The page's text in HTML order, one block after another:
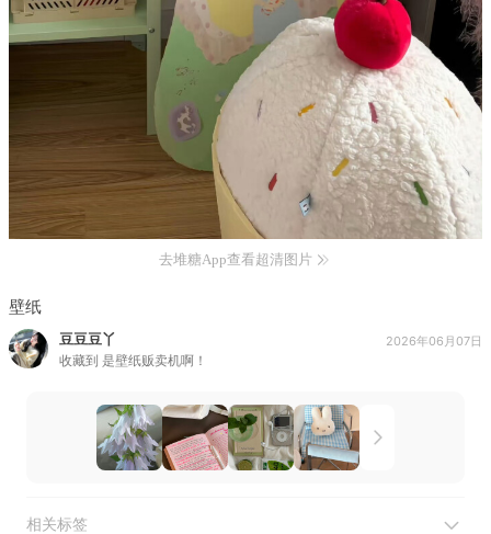
去堆糖App查看超清图片
壁纸
豆豆豆丫
收藏到 是壁纸贩卖机啊！
2026年06月07日
相关标签